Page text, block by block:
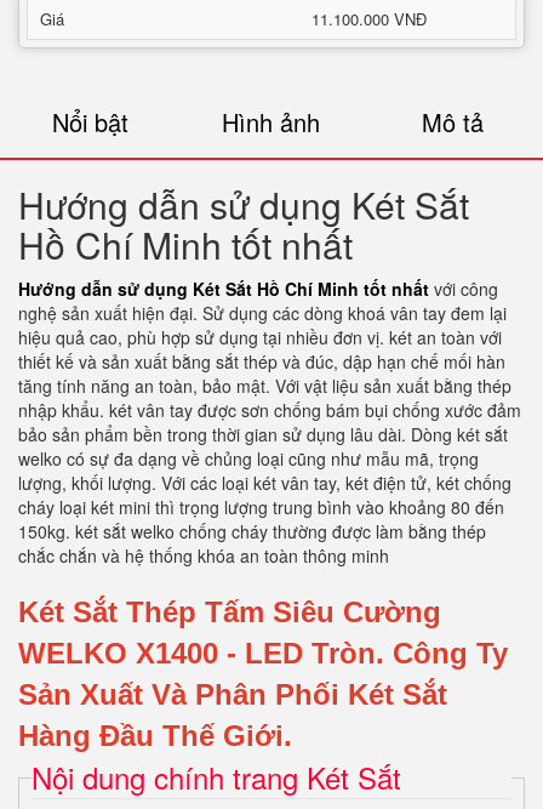
Giá
11.100.000 VNĐ
Nổi bật Hình ảnh Mô tả
Hướng dẫn sử dụng Két Sắt
Hồ Chí Minh tốt nhất
Hướng dẫn sử dụng Két Sắt Hồ Chí Minh tốt nhất với công
nghệ sản xuất hiện đại. Sử dụng các dòng khoá vân tay đem lại
hiệu quả cao, phù hợp sử dụng tại nhiều đơn vị. két an toàn với
thiết kế và sản xuất bằng sắt thép và đúc, dập hạn chế mối hàn
tăng tính năng an toàn, bảo mật. Với vật liệu sản xuất bằng thép
nhập khẩu. két vân tay được sơn chống bám bụi chống xước đảm
bảo sản phẩm bền trong thời gian sử dụng lâu dài. Dòng két sắt
welko có sự đa dạng về chủng loại cũng như mẫu mã, trọng
lượng, khối lượng. Với các loại két vân tay, két điện tử, két chống
cháy loại két mini thì trọng lượng trung bình vào khoảng 80 đến
150kg. két sắt welko chống cháy thường được làm bằng thép
chắc chắn và hệ thống khóa an toàn thông minh
Két Sắt Thép Tấm Siêu Cường
WELKO X1400 - LED Tròn. Công Ty
Sản Xuất Và Phân Phối Két Sắt
Hàng Đầu Thế Giới.
Nội dung chính trang Két Sắt